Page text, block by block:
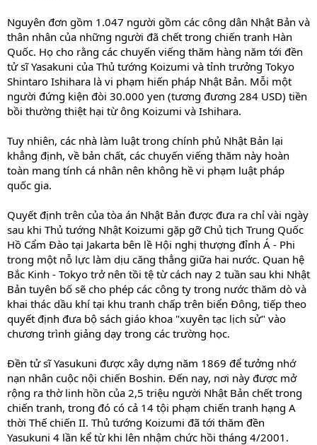
Nguyên đơn gồm 1.047 người gồm các công dân Nhật Bản và
thân nhân của những người đã chết trong chiến tranh Hàn
Quốc. Họ cho rằng các chuyến viếng thăm hàng năm tới đền
tử sĩ Yasakuni của Thủ tướng Koizumi và tỉnh trưởng Tokyo
Shintaro Ishihara là vi phạm hiến pháp Nhật Bản. Mỗi một
người đứng kiện đòi 30.000 yen (tương đương 284 USD) tiền
bồi thường thiệt hại từ ông Koizumi và Ishihara.
Tuy nhiên, các nhà làm luật trong chính phủ Nhật Bản lại
khẳng định, về bản chất, các chuyến viếng thăm này hoàn
toàn mang tính cá nhân nên không hề vi phạm luật pháp
quốc gia.
Quyết định trên của tòa án Nhật Bản được đưa ra chỉ vài ngày
sau khi Thủ tướng Nhật Koizumi gặp gỡ Chủ tịch Trung Quốc
Hồ Cẩm Đào tại Jakarta bên lề Hội nghị thượng đỉnh Á - Phi
trong một nỗ lực làm dịu căng thẳng giữa hai nước. Quan hệ
Bắc Kinh - Tokyo trở nên tồi tệ từ cách nay 2 tuần sau khi Nhật
Bản tuyên bố sẽ cho phép các công ty trong nước thăm dò và
khai thác dầu khí tại khu tranh chấp trên biển Đông, tiếp theo
quyết định đưa bộ sách giáo khoa "xuyên tạc lịch sử" vào
chương trình giảng dạy trong các trường học.
Đền tử sĩ Yasukuni được xây dựng năm 1869 để tưởng nhớ
nạn nhân cuộc nội chiến Boshin. Đến nay, nơi này được mở
rộng ra thờ linh hồn của 2,5 triệu người Nhật Bản chết trong
chiến tranh, trong đó có cả 14 tội phạm chiến tranh hạng A
thời Thế chiến II. Thủ tướng Koizumi đã tới thăm đền
Yasukuni 4 lần kể từ khi lên nhậm chức hồi tháng 4/2001.